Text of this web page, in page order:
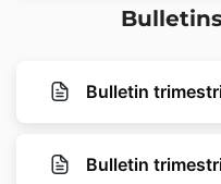
Bulletin
Bulletin